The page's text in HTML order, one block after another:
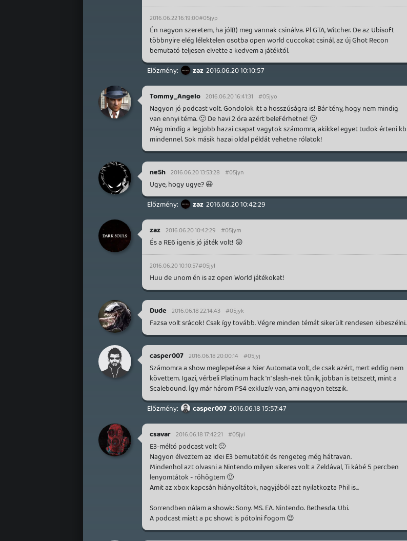
2016.06.22 16:19:00#05jyp
Én nagyon szeretem, ha jól(!) meg vannak csinálva. Pl GTA, Witcher. De az Ubisoft
többnyire elég lélektelen osotba open world cuccokat csinál, az új Ghot Recon
bemutató teljesen elvette a kedvem a játéktól.
zaz 2016.06.20 10:10:57
Tommy_Angelo 2016.06.20 16:41:31 #05jyo
Nagyon jó podcast volt. Gondolok itt a hosszúságra is! Bár tény, hogy nem mindig
van ennyi téma. 🙂 De havi 2 óra azért beleférhetne! 🙂
Még mindig a legjobb hazai csapat vagytok számomra, akikkel egyet tudok érteni kb
mindennel. Sok másik hazai oldal példát vehetne rólatok!
ne5h 2016.06.20 13:53:28 #05jyn
Ugye, hogy ugye? 😃
zaz 2016.06.20 10:42:29
zaz 2016.06.20 10:42:29 #05jym
És a RE6 igenis jó játék volt! 😛
2016.06.20 10:10:57#05jyl
Huu de unom én is az open World játékokat!
Dude 2016.06.18 22:14:43 #05jyk
Fazsa volt srácok! Csak így tovább. Végre minden témát sikerült rendesen kibeszélni.
casper007 2016.06.18 20:00:14 #05jyj
Számomra a show meglepetése a Nier Automata volt, de csak azért, mert eddig nem
követtem. Igazi, vérbeli Platinum hack 'n' slash-nek tűnik, jobban is tetszett, mint a
Scalebound. Így már három PS4 exkluzív van, ami nagyon tetszik.
casper007 2016.06.18 15:57:47
csavar 2016.06.18 17:42:21 #05jyi
E3-méltó podcast volt 🙂
Nagyon élveztem az idei E3 bemutatóit és rengeteg még hátravan.
Mindenhol azt olvasni a Nintendo milyen sikeres volt a Zeldával, Ti kábé 5 percben
lenyomtátok - röhögtem 🙂
Amit az xbox kapcsán hiányoltátok, nagyjából azt nyilatkozta Phil is...
Sorrendben nálam a showk: Sony. MS. EA. Nintendo. Bethesda. Ubi.
A podcast miatt a pc showt is pótolni fogom 😉